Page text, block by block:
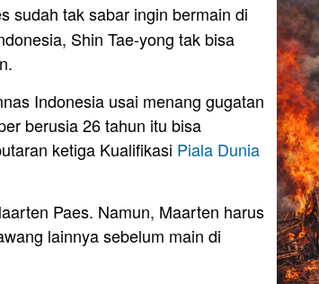
sudah tak sabar ingin bermain di
Shin Tae-yong tak bisa
Indonesia usai menang gugatan
berusia 26 tahun itu bisa
ketiga Kualifikasi Piala Dunia
Paes. Namun, Maarten harus
lainnya sebelum main di